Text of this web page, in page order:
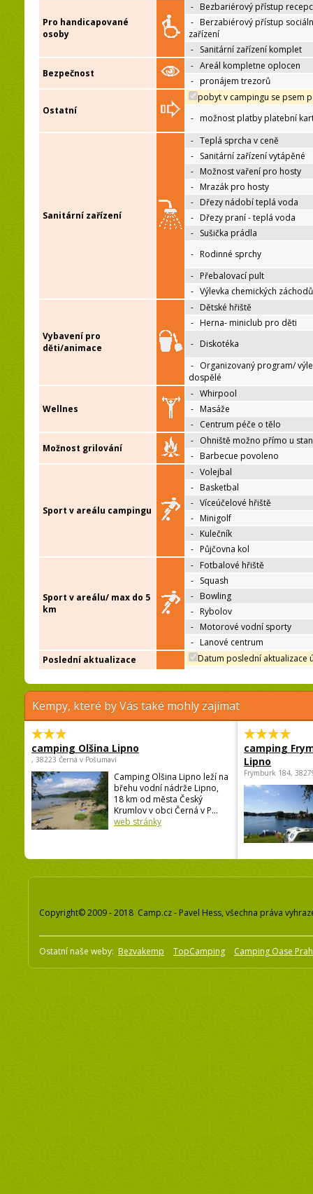
Pro handicapované
osoby
- Bezbariérový přístup
- Berzabiérový přístup
zařízení
- Sanitární zařízení komplet
Bezpečnost
- Areál kompletne oplocen
- pronájem trezorů
Ostatní
pobyt v campingu se psem
- možnost platby platební
Sanitární zařízení
- Teplá sprcha v ceně
- Sanitární zařízení vytápěné
- Možnost vaření pro hosty
- Mrazák pro hosty
- Dřezy nádobí teplá voda
- Dřezy praní - teplá voda
- Sušička prádla
- Rodinné sprchy
- Přebalovací pult
- Výlevka chemických záchodů
Vybavení pro
děti/animace
- Dětské hřiště
- Herna- miniclub pro děti
- Diskotéka
- Organizovaný program/
dospělé
Wellnes
- Whirpool
- Masáže
- Centrum péče o tělo
Možnost grilování
- Ohniště možno přímo u
- Barbecue povoleno
Sport v areálu campingu
- Volejbal
- Basketbal
- Víceúčelové hřiště
- Minigolf
- Kulečník
- Půjčovna kol
Sport v areálu/ max do 5
km
- Fotbalové hřiště
- Squash
- Bowling
- Rybolov
- Motorové vodní sporty
- Lanové centrum
Poslední aktualizace
Datum poslední aktualizace
Kempy, které by Vás také mohly zajímat
camping Olšina Lipno
, 38223 Černá v Pošumaví
Camping Olšina Lipno leží na
břehu vodní nádrže Lipno,
18 km od města Český
Krumlov v obci Černá v P...
web stránky
camping
Lipno
Frymburk 184,
Copyright© 2009 - 2018 Camp.cz - Pavel Hess, všechna práva
Ostatní naše weby: Bezvakemp TopCamping Camping Oase